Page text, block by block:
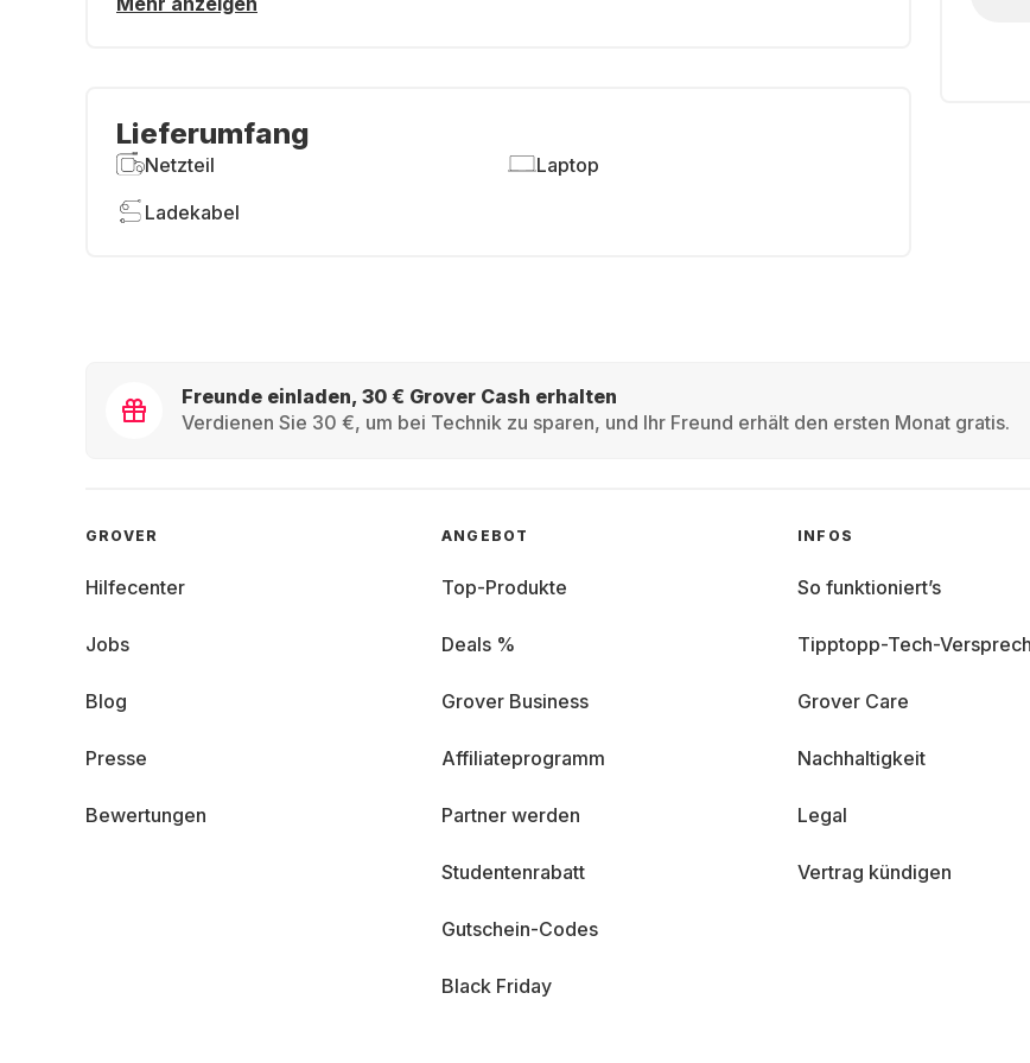
Lieferumfang
Netzteil
Laptop
Ladekabel
Freunde einladen, 30 € Grover Cash erhalten
Verdienen Sie 30 €, um bei Technik zu sparen, und Ihr Freund erhält den ersten Monat gratis.
GROVER
Hilfecenter
Jobs
Blog
Presse
Bewertungen
ANGEBOT
Top-Produkte
Deals %
Grover Business
Affiliateprogramm
Partner werden
Studentenrabatt
Gutschein-Codes
Black Friday
INFOS
So funktioniert’s
Tipptopp-Tech-
Grover Care
Nachhaltigkeit
Legal
Vertrag kündigen